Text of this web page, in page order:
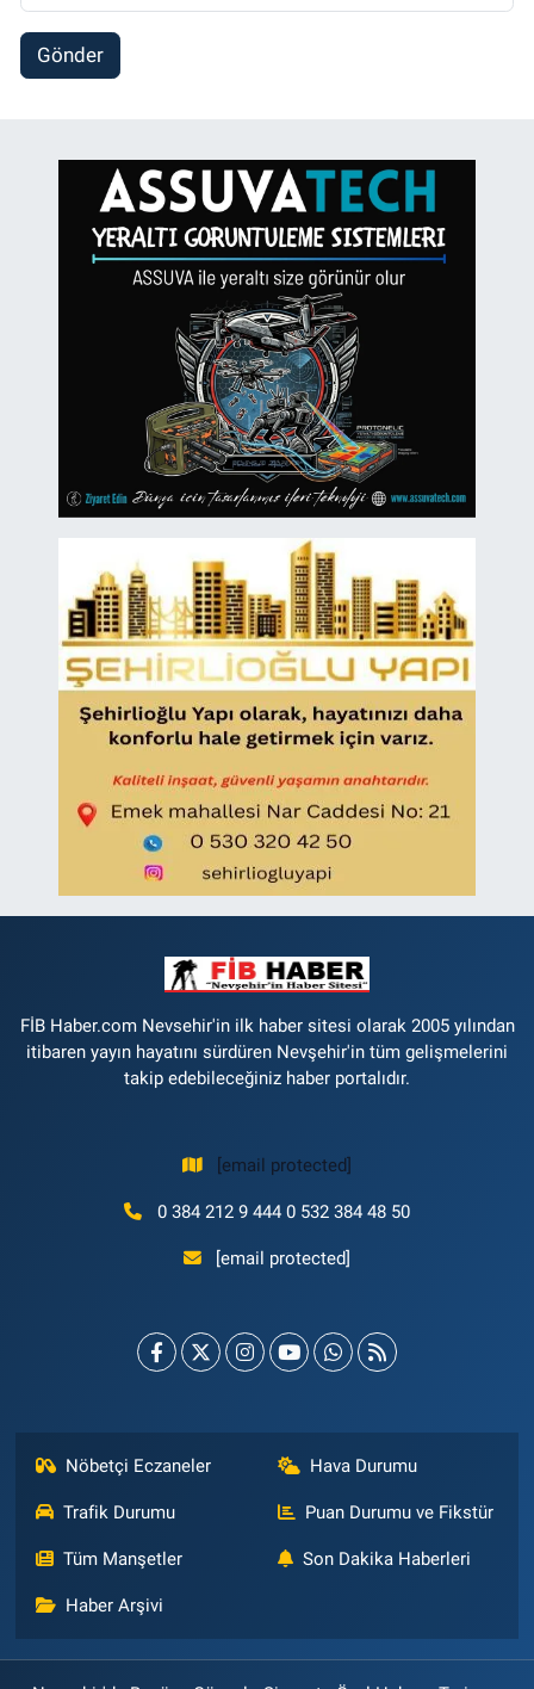
Gönder
FİB Haber.com Nevsehir'in ilk haber sitesi olarak 2005 yılından
itibaren yayın hayatını sürdüren Nevşehir'in tüm gelişmelerini
takip edebileceğiniz haber portalıdır.
[email protected]
0 384 212 9 444 0 532 384 48 50
[email protected]
Nöbetçi Eczaneler Hava Durumu
Trafik Durumu Puan Durumu ve Fikstür
Tüm Manşetler Son Dakika Haberleri
Haber Arşivi